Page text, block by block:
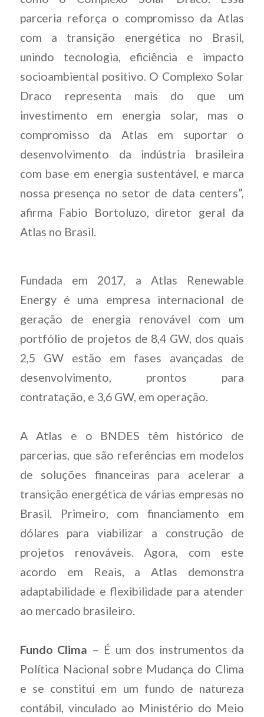
parceria reforça o compromisso da Atlas
com a transição energética no Brasil,
unindo tecnologia, eficiência e impacto
socioambiental positivo. O Complexo Solar
Draco representa mais do que um
investimento em energia solar, mas o
compromisso da Atlas em suportar o
desenvolvimento da indústria brasileira
com base em energia sustentável, e marca
nossa presença no setor de data centers”,
afirma Fabio Bortoluzo, diretor geral da
Atlas no Brasil.
Fundada em 2017, a Atlas Renewable
Energy é uma empresa internacional de
geração de energia renovável com um
portfólio de projetos de 8,4 GW, dos quais
2,5 GW estão em fases avançadas de
desenvolvimento, prontos para
contratação, e 3,6 GW, em operação.
A Atlas e o BNDES têm histórico de
parcerias, que são referências em modelos
de soluções financeiras para acelerar a
transição energética de várias empresas no
Brasil. Primeiro, com financiamento em
dólares para viabilizar a construção de
projetos renováveis. Agora, com este
acordo em Reais, a Atlas demonstra
adaptabilidade e flexibilidade para atender
ao mercado brasileiro.
Fundo Clima – É um dos instrumentos da
Política Nacional sobre Mudança do Clima
e se constitui em um fundo de natureza
contábil, vinculado ao Ministério do Meio